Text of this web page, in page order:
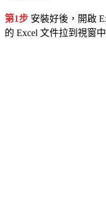
第1步 安裝好後，開啟
的 Excel 文件拉到視窗